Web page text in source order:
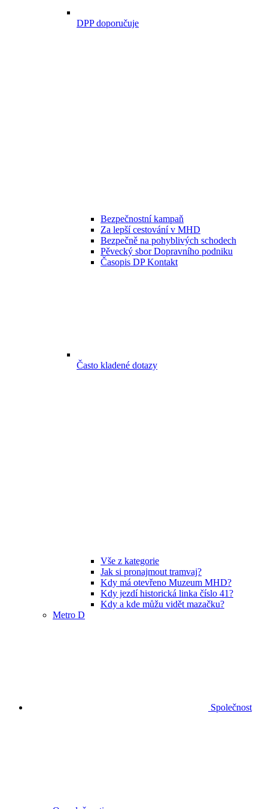
DPP doporučuje
Bezpečnostní kampaň
Za lepší cestování v MHD
Bezpečně na pohyblivých schodech
Pěvecký sbor Dopravního podniku
Časopis DP Kontakt
Často kladené dotazy
Vše z kategorie
Jak si pronajmout tramvaj?
Kdy má otevřeno Muzeum MHD?
Kdy jezdí historická linka číslo 41?
Kdy a kde můžu vidět mazačku?
Metro D
Společnost